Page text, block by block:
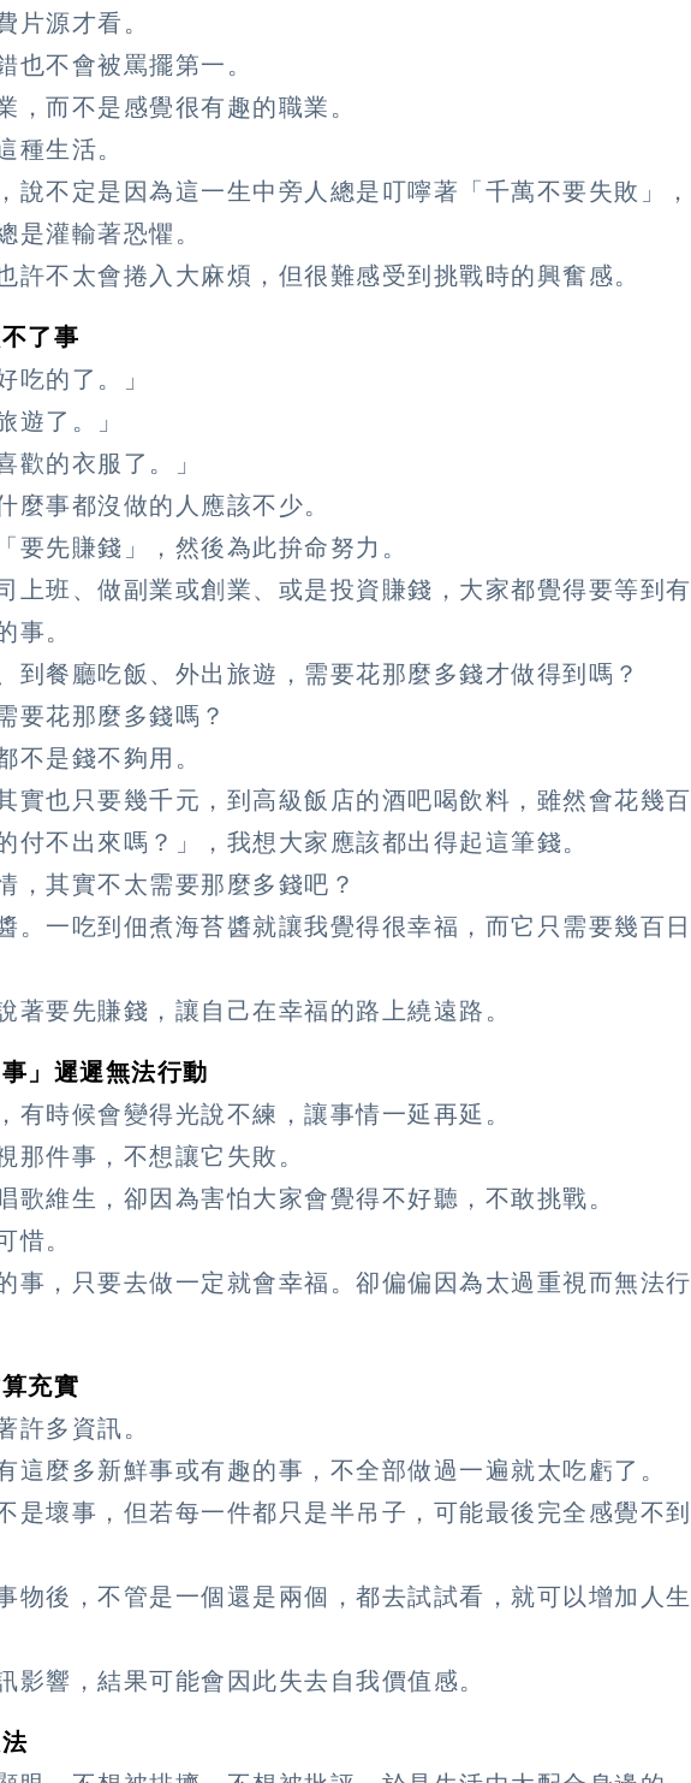
片源才看。
也不會被罵擺第一。
，而不是感覺很有趣的職業。
種生活。
說不定是因為這一生中旁人總是叮嚀著「千萬不要失敗」，
是灌輸著恐懼。
許不太會捲入大麻煩，但很難感受到挑戰時的興奮感。
了事
吃的了。」
遊了。」
歡的衣服了。」
麼事都沒做的人應該不少。
要先賺錢」，然後為此拚命努力。
上班、做副業或創業、或是投資賺錢，大家都覺得要等到有
事。
到餐廳吃飯、外出旅遊，需要花那麼多錢才做得到嗎？
要花那麼多錢嗎？
不是錢不夠用。
實也只要幾千元，到高級飯店的酒吧喝飲料，雖然會花幾百
付不出來嗎？」，我想大家應該都出得起這筆錢。
，其實不太需要那麼多錢吧？
。一吃到佃煮海苔醬就讓我覺得很幸福，而它只需要幾百日
著要先賺錢，讓自己在幸福的路上繞遠路。
」遲遲無法行動
有時候會變得光說不練，讓事情一延再延。
那件事，不想讓它失敗。
歌維生，卻因為害怕大家會覺得不好聽，不敢挑戰。
惜。
事，只要去做一定就會幸福。卻偏偏因為太過重視而無法行
充實
許多資訊。
這麼多新鮮事或有趣的事，不全部做過一遍就太吃虧了。
是壞事，但若每一件都只是半吊子，可能最後完全感覺不到
物後，不管是一個還是兩個，都去試試看，就可以增加人生
影響，結果可能會因此失去自我價值感。